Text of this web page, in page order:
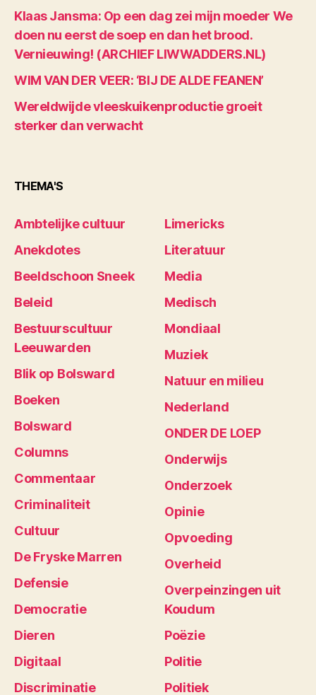
Klaas Jansma: Op een dag zei mijn moeder We
doen nu eerst de soep en dan het brood.
Vernieuwing! (ARCHIEF LIWWADDERS.NL)
WIM VAN DER VEER: ‘BIJ DE ALDE FEANEN’
Wereldwijde vleeskuikenproductie groeit
sterker dan verwacht
THEMA'S
Ambtelijke cultuur
Anekdotes
Beeldschoon Sneek
Beleid
Bestuurscultuur
Leeuwarden
Blik op Bolsward
Boeken
Bolsward
Columns
Commentaar
Criminaliteit
Cultuur
De Fryske Marren
Defensie
Democratie
Dieren
Digitaal
Discriminatie
Limericks
Literatuur
Media
Medisch
Mondiaal
Muziek
Natuur en milieu
Nederland
ONDER DE LOEP
Onderwijs
Onderzoek
Opinie
Opvoeding
Overheid
Overpeinzingen uit
Koudum
Poëzie
Politie
Politiek